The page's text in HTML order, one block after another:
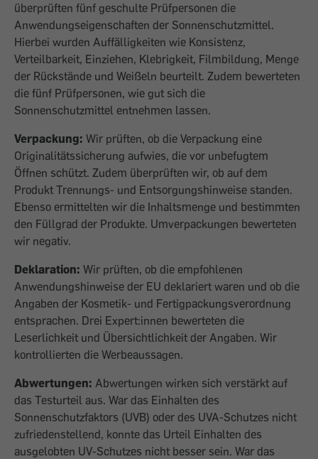
überprüften fünf geschulte Prüfpersonen die
Anwendungseigenschaften der Sonnenschutzmittel.
Hierbei wurden Auffälligkeiten wie Konsistenz,
Verteilbarkeit, Einziehen, Klebrigkeit, Filmbildung, Menge
der Rückstände und Weißeln beurteilt. Zudem bewerteten
die fünf Prüfpersonen, wie gut sich die
Sonnenschutzmittel entnehmen lassen.
Verpackung: Wir prüften, ob die Verpackung eine
Originalitätssicherung aufwies, die vor unbefugtem
Öffnen schützt. Zudem überprüften wir, ob auf dem
Produkt Trennungs- und Entsorgungshinweise standen.
Ebenso ermittelten wir die Inhaltsmenge und bestimmten
den Füllgrad der Produkte. Umverpackungen bewerteten
wir negativ.
Deklaration: Wir prüften, ob die empfohlenen
Anwendungshinweise der EU deklariert waren und ob die
Angaben der Kosmetik- und Fertigpackungsverordnung
entsprachen. Drei Expert:innen bewerteten die
Leserlichkeit und Übersichtlichkeit der Angaben. Wir
kontrollierten die Werbeaussagen.
Abwertungen: Abwertungen wirken sich verstärkt auf
das Testurteil aus. War das Einhalten des
Sonnenschutzfaktors (UVB) oder des UVA-Schutzes nicht
zufriedenstellend, konnte das Urteil Einhalten des
ausgelobten UV-Schutzes nicht besser sein. War das